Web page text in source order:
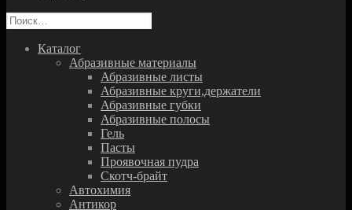
Найти:
Каталог
Абразивные материалы
Абразивные листы
Абразивные круги,держатели
Абразивные губки
Абразивные полосы
Гель
Пасты
Проявочная пудра
Скотч-брайт
Автохимия
Антикор